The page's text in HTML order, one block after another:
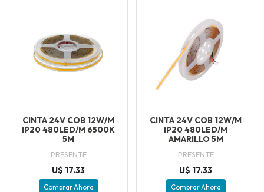
CINTA 24V COB 12W/M
IP20 480LED/M 6500K
5M
PRESENTE
U$ 17.33
Comprar Ahora
CINTA 24V COB 12W/M
IP20 480LED/M
AMARILLO 5M
PRESENTE
U$ 17.33
Comprar Ahora